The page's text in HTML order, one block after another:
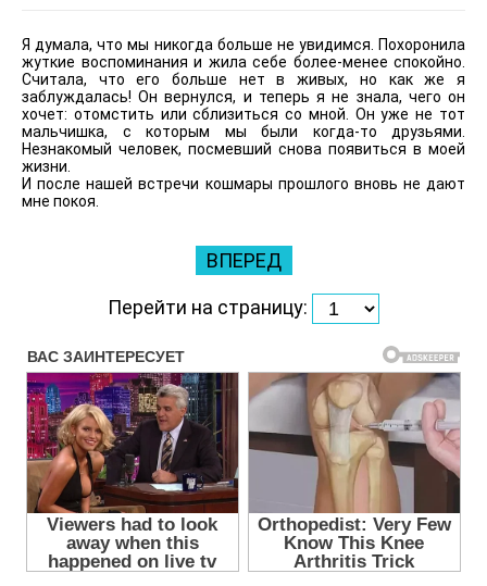
Я думала, что мы никогда больше не увидимся. Похоронила
жуткие воспоминания и жила себе более-менее спокойно.
Считала, что его больше нет в живых, но как же я
заблуждалась! Он вернулся, и теперь я не знала, чего он
хочет: отомстить или сблизиться со мной. Он уже не тот
мальчишка, с которым мы были когда-то друзьями.
Незнакомый человек, посмевший снова появиться в моей
жизни.
И после нашей встречи кошмары прошлого вновь не дают
мне покоя.
ВПЕРЕД
Перейти на страницу: